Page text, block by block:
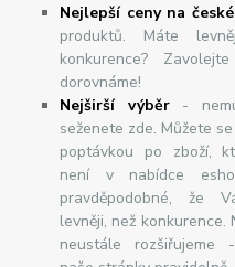
Nejlepší ceny na
produktů. Máte
konkurence?
dorovnáme!
Nejširšívýběr-
seženete zde. Můžete
poptávkou po zboží,
není v nabídce
pravděpodobné, že
levněji, než konkurence.
neustále rozšiřujeme